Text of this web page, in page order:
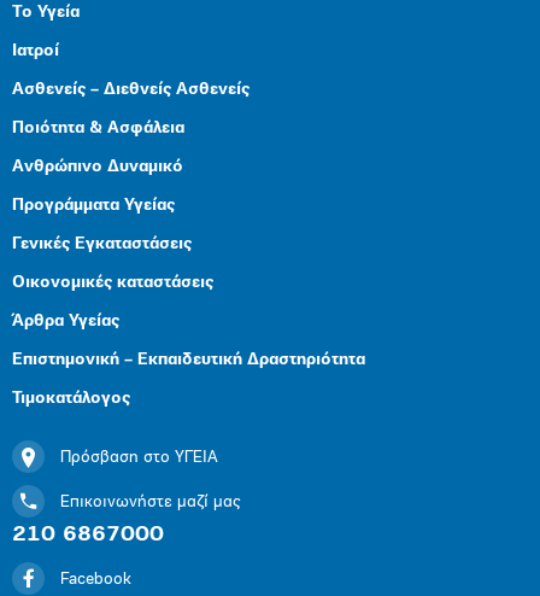
Το Υγεία
Ιατροί
Ασθενείς – Διεθνείς Ασθενείς
Ποιότητα & Ασφάλεια
Ανθρώπινο Δυναμικό
Προγράμματα Υγείας
Γενικές Εγκαταστάσεις
Οικονομικές καταστάσεις
Άρθρα Υγείας
Επιστημονική – Εκπαιδευτική Δραστηριότητα
Τιμοκατάλογος
Πρόσβαση στο ΥΓΕΙΑ
Επικοινωνήστε μαζί μας
210 6867000
Facebook